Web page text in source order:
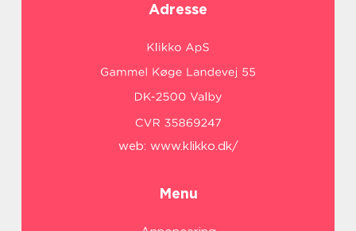
Adresse
web: www.klikko.dk/
Menu